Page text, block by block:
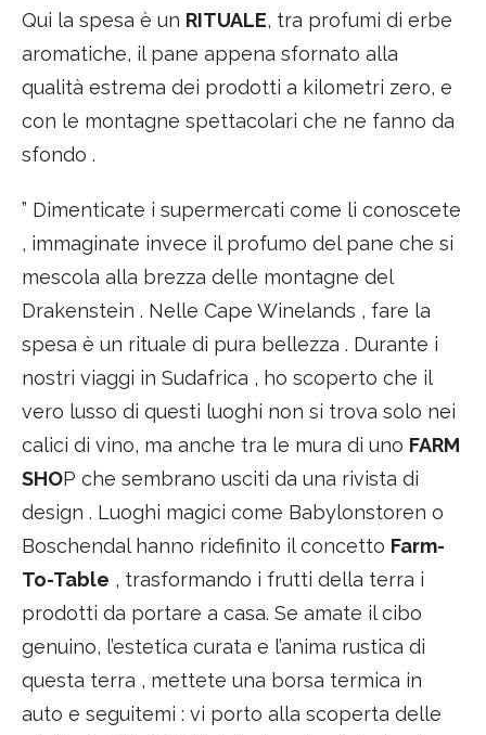
Qui la spesa è un RITUALE, tra profumi di erbe
aromatiche, il pane appena sfornato alla
qualità estrema dei prodotti a kilometri zero, e
con le montagne spettacolari che ne fanno da
sfondo .
” Dimenticate i supermercati come li conoscete
, immaginate invece il profumo del pane che si
mescola alla brezza delle montagne del
Drakenstein . Nelle Cape Winelands , fare la
spesa è un rituale di pura bellezza . Durante i
nostri viaggi in Sudafrica , ho scoperto che il
vero lusso di questi luoghi non si trova solo nei
calici di vino, ma anche tra le mura di uno FARM
SHOP che sembrano usciti da una rivista di
design . Luoghi magici come Babylonstoren o
Boschendal hanno ridefinito il concetto Farm-
To-Table , trasformando i frutti della terra i
prodotti da portare a casa. Se amate il cibo
genuino, l’estetica curata e l’anima rustica di
questa terra , mettete una borsa termica in
auto e seguitemi : vi porto alla scoperta delle